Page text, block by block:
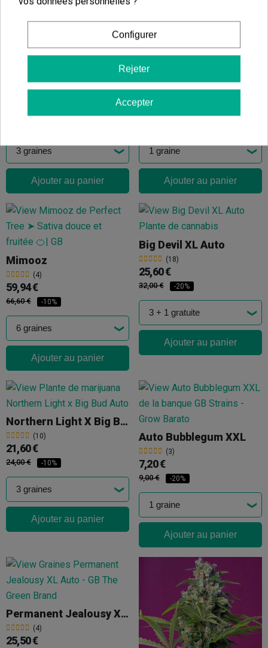
Easy Bud Auto
Ajouter au panier
Pineapple Express
10,20 €
Ajouter au panier
Mimooz
(4)
59,94 €
66,60 € -10%
Ajouter au panier
Big Devil XL Auto
(18)
25,60 €
32,00 € -20%
Ajouter au panier
Northern Light X Big Bud Auto
(10)
21,60 €
24,00 € -10%
Ajouter au panier
Auto Bubblegum XXL
(3)
7,20 €
9,00 € -20%
Ajouter au panier
Permanent Jealousy XL Auto
(4)
25,50 €
Configurer
Rejeter
Accepter